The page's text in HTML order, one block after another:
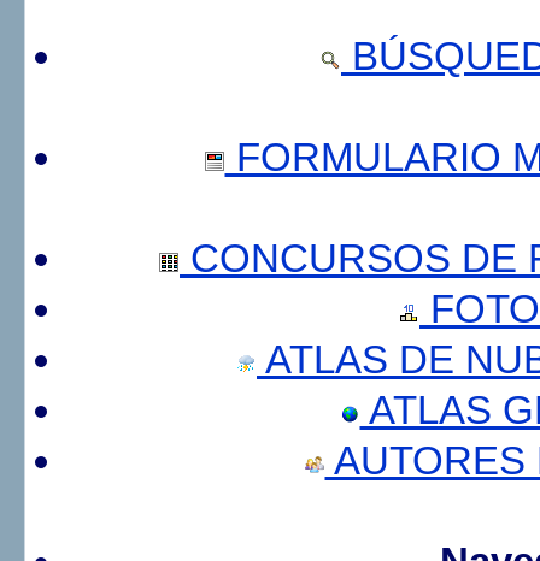
FORMULARIO
CONCURSOS DE
ATLAS DE
ATLAS
AUTORES